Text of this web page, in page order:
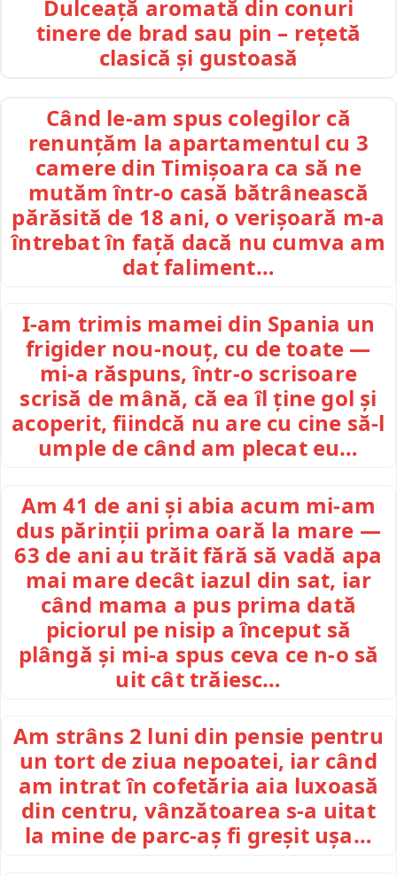
Dulceață aromată din conuri
tinere de brad sau pin – rețetă
clasică și gustoasă
Când le-am spus colegilor că
renunțăm la apartamentul cu 3
camere din Timișoara ca să ne
mutăm într-o casă bătrânească
părăsită de 18 ani, o verișoară m-a
întrebat în față dacă nu cumva am
dat faliment…
I-am trimis mamei din Spania un
frigider nou-nouț, cu de toate —
mi-a răspuns, într-o scrisoare
scrisă de mână, că ea îl ține gol și
acoperit, fiindcă nu are cu cine să-l
umple de când am plecat eu…
Am 41 de ani și abia acum mi-am
dus părinții prima oară la mare —
63 de ani au trăit fără să vadă apa
mai mare decât iazul din sat, iar
când mama a pus prima dată
piciorul pe nisip a început să
plângă și mi-a spus ceva ce n-o să
uit cât trăiesc…
Am strâns 2 luni din pensie pentru
un tort de ziua nepoatei, iar când
am intrat în cofetăria aia luxoasă
din centru, vânzătoarea s-a uitat
la mine de parc-aș fi greșit ușa…